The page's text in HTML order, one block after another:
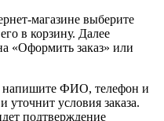
магазине выберите
в корзину. Далее
«Оформить заказ» или
напишите ФИО, телефон и
условия заказа.
подтверждение